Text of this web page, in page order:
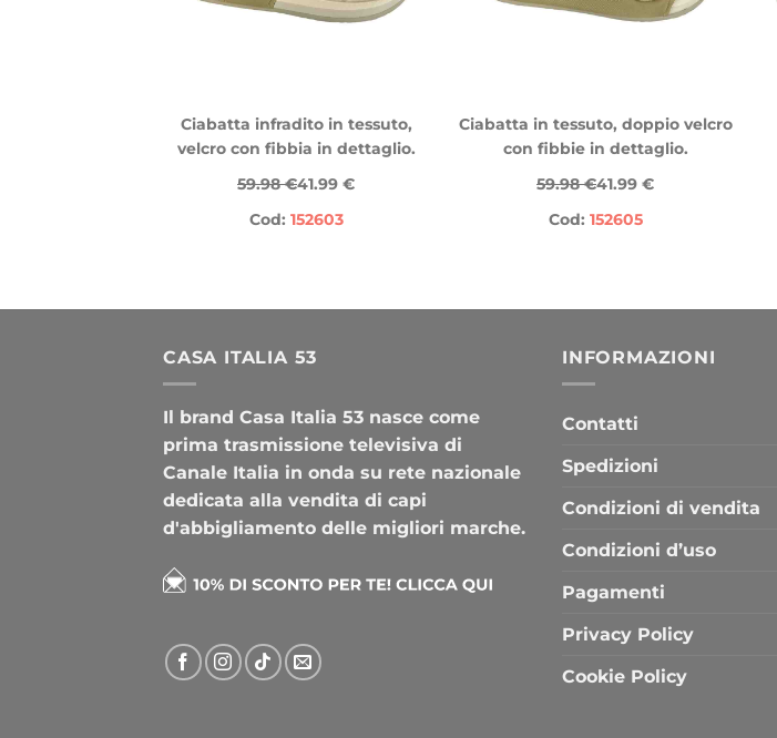
Ciabatta infradito in tessuto,
velcro con fibbia in dettaglio.
59.98 €41.99 €
Cod: 152603
Ciabatta in tessuto, doppio velcro
con fibbie in dettaglio.
59.98 €41.99 €
Cod: 152605
CASA ITALIA 53
Il brand Casa Italia 53 nasce come
prima trasmissione televisiva di
Canale Italia in onda su rete nazionale
dedicata alla vendita di capi
d'abbigliamento delle migliori marche.
INFORMAZIONI
Contatti
Spedizioni
Condizioni di vendita
Condizioni d’uso
Pagamenti
Privacy Policy
Cookie Policy